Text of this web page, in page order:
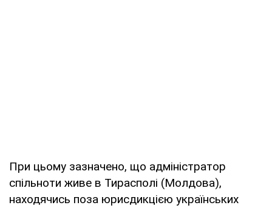
При цьому зазначено, що адміністратор
спільноти живе в Тирасполі (Молдова),
находячись поза юрисдикцією українських